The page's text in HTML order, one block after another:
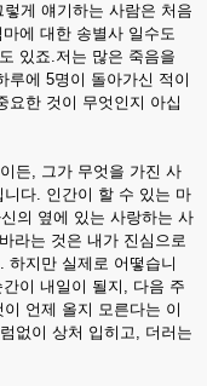
게 얘기하는 사람은 처음
에 대한 송별사 일수도
있죠.저는 많은 죽음을
루에 5명이 돌아가신 적이
요한 것이 무엇인지 아십
든, 그가 무엇을 가진 사
다. 인간이 할 수 있는 마
의 옆에 있는 사랑하는 사
라는 것은 내가 진심으로
하지만 실제로 어떻습니
이 내일이 될지, 다음 주
언제 올지 모른다는 이
없이 상처 입히고, 더러는